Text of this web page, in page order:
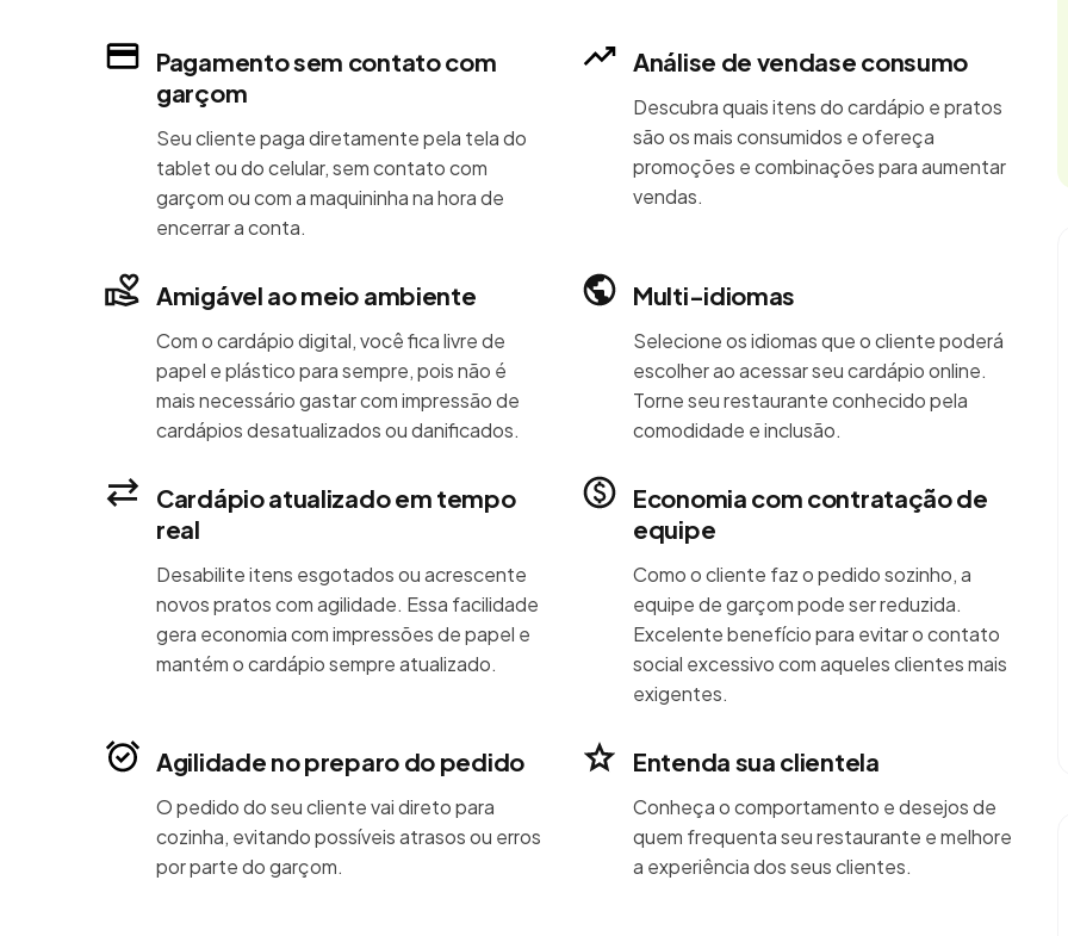
Pagamento sem contato com
garçom
Seu cliente paga diretamente pela tela do
tablet ou do celular, sem contato com
garçom ou com a maquininha na hora de
encerrar a conta.
Análise de vendase consumo
Descubra quais itens do cardápio e pratos
são os mais consumidos e ofereça
promoções e combinações para aumentar
vendas.
Amigável ao meio ambiente
Com o cardápio digital, você fica livre de
papel e plástico para sempre, pois não é
mais necessário gastar com impressão de
cardápios desatualizados ou danificados.
Multi-idiomas
Selecione os idiomas que o cliente poderá
escolher ao acessar seu cardápio online.
Torne seu restaurante conhecido pela
comodidade e inclusão.
Cardápio atualizado em tempo
real
Desabilite itens esgotados ou acrescente
novos pratos com agilidade. Essa facilidade
gera economia com impressões de papel e
mantém o cardápio sempre atualizado.
Economia com contratação de
equipe
Como o cliente faz o pedido sozinho, a
equipe de garçom pode ser reduzida.
Excelente benefício para evitar o contato
social excessivo com aqueles clientes mais
exigentes.
Agilidade no preparo do pedido
O pedido do seu cliente vai direto para
cozinha, evitando possíveis atrasos ou erros
por parte do garçom.
Entenda sua clientela
Conheça o comportamento e desejos de
quem frequenta seu restaurante e melhore
a experiência dos seus clientes.